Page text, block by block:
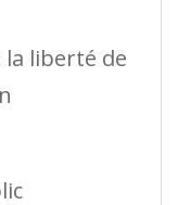
la liberté de